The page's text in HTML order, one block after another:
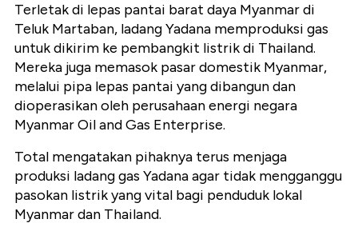
Terletak di lepas pantai barat daya Myanmar di
Teluk Martaban, ladang Yadana memproduksi gas
untuk dikirim ke pembangkit listrik di Thailand.
Mereka juga memasok pasar domestik Myanmar,
melalui pipa lepas pantai yang dibangun dan
dioperasikan oleh perusahaan energi negara
Myanmar Oil and Gas Enterprise.
Total mengatakan pihaknya terus menjaga
produksi ladang gas Yadana agar tidak mengganggu
pasokan listrik yang vital bagi penduduk lokal
Myanmar dan Thailand.